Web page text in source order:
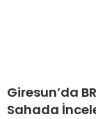
Giresun’da
Sahada